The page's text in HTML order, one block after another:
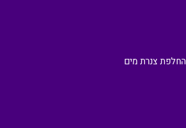
החלפת צנרת מים